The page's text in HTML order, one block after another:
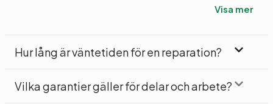
Visa mer
Hur lång är väntetiden för en reparation?
Vilka garantier gäller för delar och arbete?